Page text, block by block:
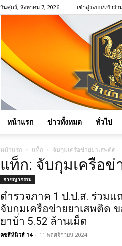
วันศุกร์, สิงหาคม 7, 2026 เข้าสู่ระบบ/เข้าร่ว
หน้าแรก ข่าวทั้งหมด ทั่วไป
หน้าแรก แท็ก จับกุมเครือข่ายยาเสพติด
แท็ก: จับกุมเครือข่
อาชญากรรม
ตำรวจภาค 1 ป.ป.ส. ร่วมแ
จับกุมเครือข่ายยาเสพติด ข
ยาบ้า 5.52 ล้านเม็ด
คชสีห์นิวส์ 14 - 11 พฤศจิกายน 2024